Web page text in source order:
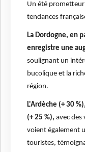
Un été
tendances
La Dordogne, en
enregistre une
soulignant un
bucolique et la
région.
L'Ardèche (+ 30
(+ 25 %), avec des
voient également
touristes,